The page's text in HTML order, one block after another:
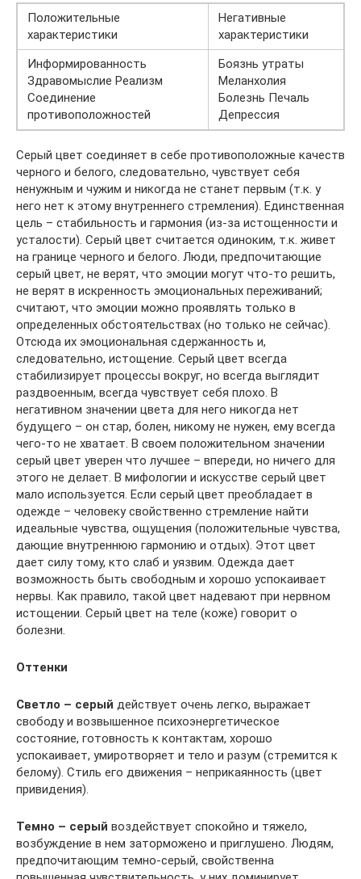
Положительные
характеристики
Негативные
характеристики
Информированность
Здравомыслие Реализм
Соединение
противоположностей
Боязнь утраты
Меланхолия
Болезнь Печаль
Депрессия
Серый цвет соединяет в себе противоположные качеств
черного и белого, следовательно, чувствует себя
ненужным и чужим и никогда не станет первым (т.к. у
него нет к этому внутреннего стремления). Единственная
цель – стабильность и гармония (из-за истощенности и
усталости). Серый цвет считается одиноким, т.к. живет
на границе черного и белого. Люди, предпочитающие
серый цвет, не верят, что эмоции могут что-то решить,
не верят в искренность эмоциональных переживаний;
считают, что эмоции можно проявлять только в
определенных обстоятельствах (но только не сейчас).
Отсюда их эмоциональная сдержанность и,
следовательно, истощение. Серый цвет всегда
стабилизирует процессы вокруг, но всегда выглядит
раздвоенным, всегда чувствует себя плохо. В
негативном значении цвета для него никогда нет
будущего – он стар, болен, никому не нужен, ему всегда
чего-то не хватает. В своем положительном значении
серый цвет уверен что лучшее – впереди, но ничего для
этого не делает. В мифологии и искусстве серый цвет
мало используется. Если серый цвет преобладает в
одежде – человеку свойственно стремление найти
идеальные чувства, ощущения (положительные чувства,
дающие внутреннюю гармонию и отдых). Этот цвет
дает силу тому, кто слаб и уязвим. Одежда дает
возможность быть свободным и хорошо успокаивает
нервы. Как правило, такой цвет надевают при нервном
истощении. Серый цвет на теле (коже) говорит о
болезни.
Оттенки
Светло – серый действует очень легко, выражает
свободу и возвышенное психоэнергетическое
состояние, готовность к контактам, хорошо
успокаивает, умиротворяет и тело и разум (стремится к
белому). Стиль его движения – неприкаянность (цвет
привидения).
Темно – серый воздействует спокойно и тяжело,
возбуждение в нем заторможено и приглушено. Людям,
предпочитающим темно-серый, свойственна